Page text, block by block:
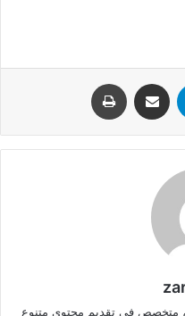
تيلقرام مشاركة عبر البريد
كاتب ومحرر لدى موقع Zarkachat.com، متخصص في تقديم محتوى متنوع